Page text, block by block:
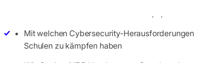
Mit welchen Cybersecurity-Herausforderungen
Schulen zu kämpfen haben